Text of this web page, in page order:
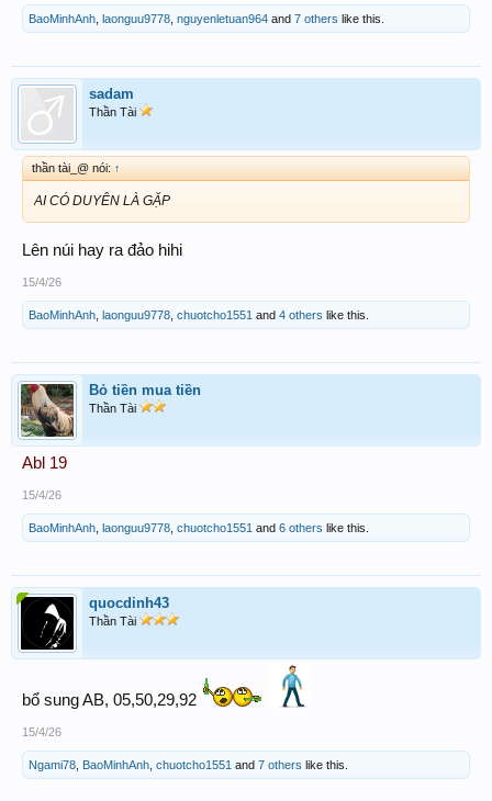
BaoMinhAnh laonguu9778 nguyenletuan964 and 7 others like this.
sadam
Thần Tài
thần tài_@ nói: ↑
AI CÓ DUYÊN LÀ GẶP
Lên núi hay ra đảo hihi
15/4/26
BaoMinhAnh laonguu9778 chuotcho1551 and 4 others like this.
Bỏ tiền mua tiền
Thần Tài
Abl 19
15/4/26
BaoMinhAnh laonguu9778 chuotcho1551 and 6 others like this.
quocdinh43
Thần Tài
bổ sung AB, 05,50,29,92
15/4/26
Ngami78 BaoMinhAnh chuotcho1551 and 7 others like this.